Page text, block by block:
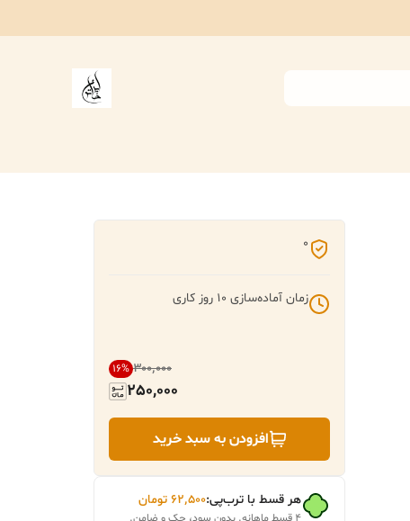
0
زمان آماده‌سازی 10 روز کاری
۳۰۰٬۰۰۰ 16%
250,000
افزودن به سبد خرید
هر قسط با ترب‌پی:۶۲٬۵۰۰ تومان